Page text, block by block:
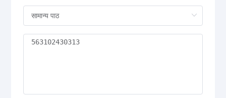
Deutsche Post Identcode